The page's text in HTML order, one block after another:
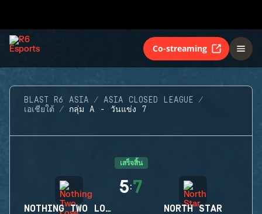
Co-streaming
BLAST R6 ASIA
ASIA CLOSED LEAGUE
เอเชียใต้
กลุ่ม A - วันแข่ง 7
เสร็จสิ้น
NOTHING TWO LOSE
5:7
NORTH STAR